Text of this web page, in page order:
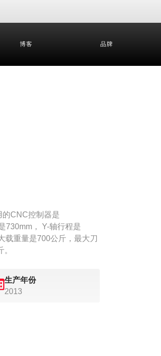
博客 品牌
CNC控制器是
730mm， Y-轴行程是
载重量是700公斤，最大刀
生产年份
2013